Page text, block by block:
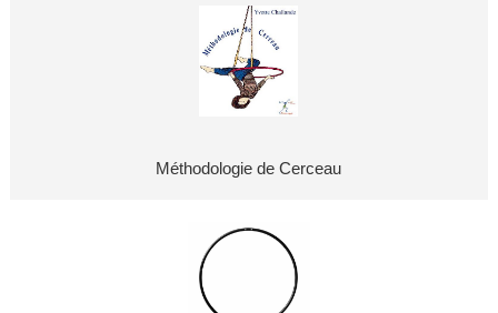
Méthodologie de Cerceau